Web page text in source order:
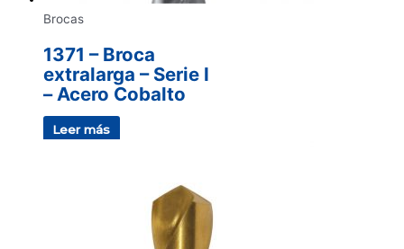
Brocas
1371 – Broca
extralarga – Serie I
– Acero Cobalto
Leer más